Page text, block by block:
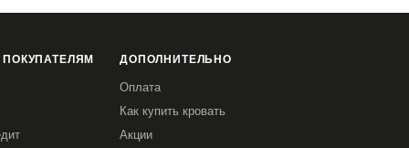
ДОПОЛНИТЕЛЬНО
Оплата
Как купить кровать
Акции